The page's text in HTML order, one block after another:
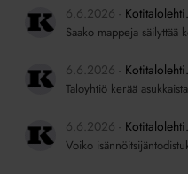
6.6.2026
Saako mappeja säilyttää
6.6.2026
Taloyhtiö kerää
6.6.2026
Voiko